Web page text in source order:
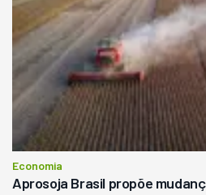
Economia
Aprosoja Brasil propõe